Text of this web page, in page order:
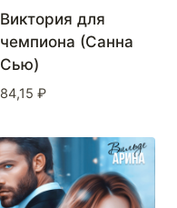
Виктория для
чемпиона (Санна
Сью)
84,15 ₽